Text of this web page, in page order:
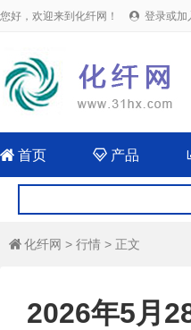
您好，欢迎来到化纤网！  登录或加
 首页  产品
 化纤网 > 行情 > 正文
2026年5月